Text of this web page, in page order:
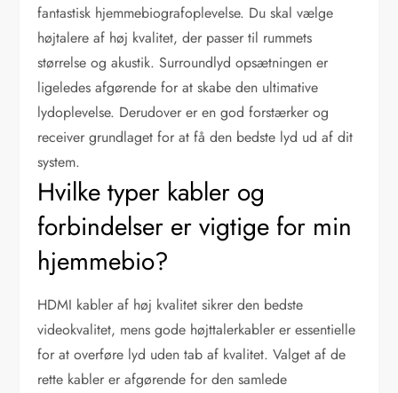
fantastisk hjemmebiografoplevelse. Du skal vælge
højtalere af høj kvalitet, der passer til rummets
størrelse og akustik. Surroundlyd opsætningen er
ligeledes afgørende for at skabe den ultimative
lydoplevelse. Derudover er en god forstærker og
receiver grundlaget for at få den bedste lyd ud af dit
system.
Hvilke typer kabler og
forbindelser er vigtige for min
hjemmebio?
HDMI kabler af høj kvalitet sikrer den bedste
videokvalitet, mens gode højttalerkabler er essentielle
for at overføre lyd uden tab af kvalitet. Valget af de
rette kabler er afgørende for den samlede